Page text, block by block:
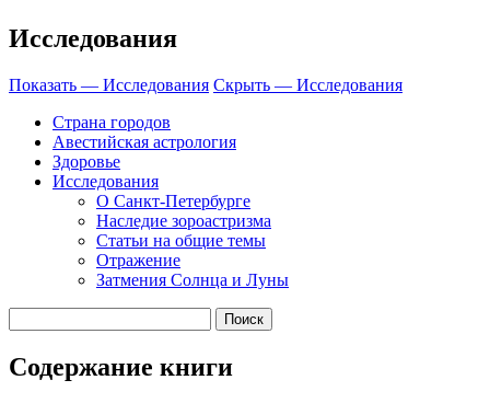
Исследования
Показать — Исследования Скрыть — Исследования
Страна городов
Авестийская астрология
Здоровье
Исследования
О Санкт-Петербурге
Наследие зороастризма
Cтатьи на общие темы
Отражение
Затмения Солнца и Луны
Содержание книги